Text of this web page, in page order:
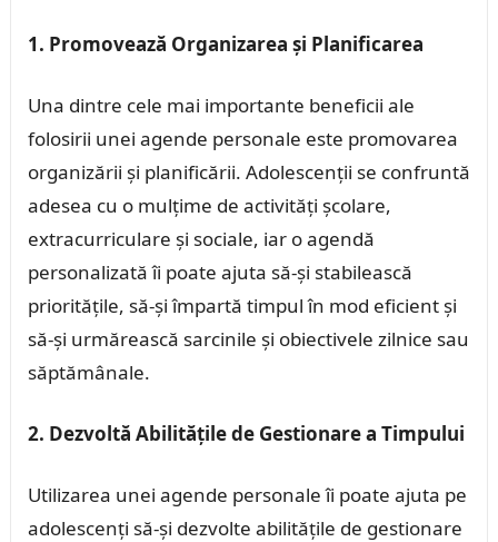
1. Promovează Organizarea și Planificarea
Una dintre cele mai importante beneficii ale
folosirii unei agende personale este promovarea
organizării și planificării. Adolescenții se confruntă
adesea cu o mulțime de activități școlare,
extracurriculare și sociale, iar o agendă
personalizată îi poate ajuta să-și stabilească
prioritățile, să-și împartă timpul în mod eficient și
să-și urmărească sarcinile și obiectivele zilnice sau
săptămânale.
2. Dezvoltă Abilitățile de Gestionare a Timpului
Utilizarea unei agende personale îi poate ajuta pe
adolescenți să-și dezvolte abilitățile de gestionare